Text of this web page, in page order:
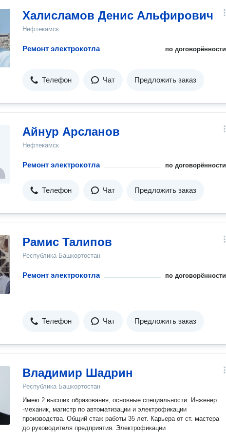
Халисламов Денис Альфирович
Нефтекамск
Ремонт электрокотла по договорённости
Телефон Чат Предложить заказ
Айнур Арсланов
Нефтекамск
Ремонт электрокотла по договорённости
Телефон Чат Предложить заказ
Рамис Талипов
Республика Башкортостан
Ремонт электрокотла по договорённости
Телефон Чат Предложить заказ
Владимир Шадрин
Республика Башкортостан
Имею 2 высших образования, основные специальности: Инженер
-механик, магистр по автоматизации и электрофикации
производства. Общий стаж работы 35 лет. Карьера от ст. мастера
до руководителя предприятия. Электрофикации